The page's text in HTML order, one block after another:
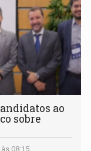
ao
sobre
08:15